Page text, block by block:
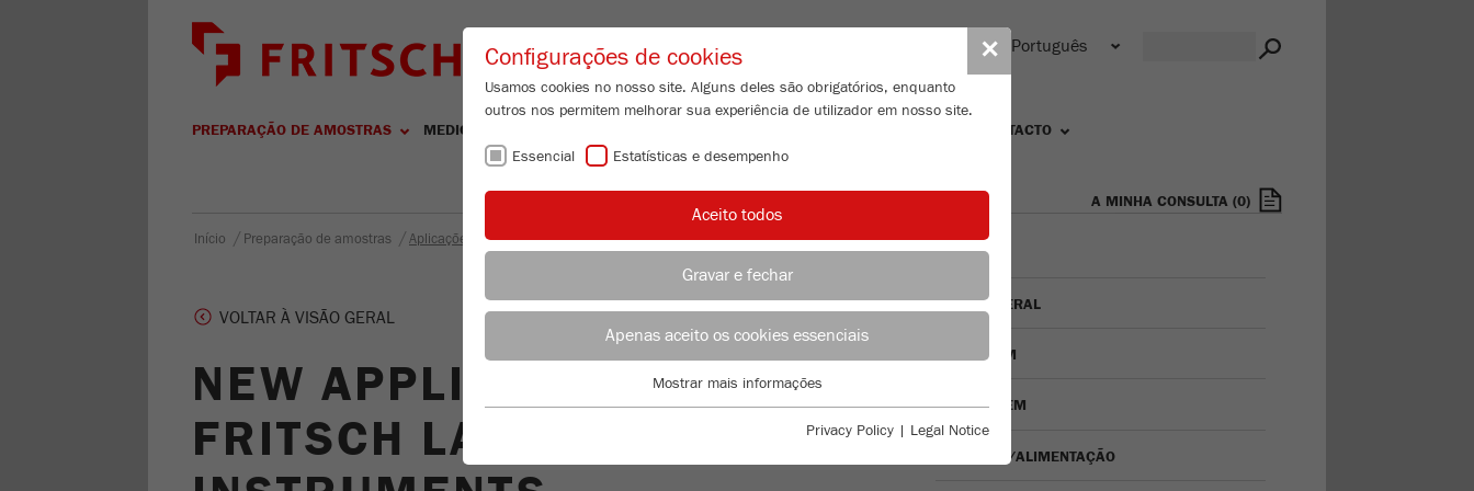
✕
Configurações de cookies
Usamos cookies no nosso site. Alguns deles são obrigatórios, enquanto
outros nos permitem melhorar sua experiência de utilizador em nosso site.
Essencial Estatísticas e desempenho
Aceito todos
Gravar e fechar
Apenas aceito os cookies essenciais
Cookies essenciais são necessários para funções básicas do site. Isso
Mostrar mais informações
Privacy Policy | Legal Notice
Login de parceiros
PREPARAÇÃO DE AMOSTRAS MEDIÇÃO DE PARTÍCULAS CONTACTO
A MINHA CONSULTA (0)
Início / Preparação de amostras / Aplicações / soluções
VOLTAR À VISÃO GERAL
NEW APPLICATIONS FOR
FRITSCH LABORATORY
VISTA GERAL
MOAGEM
CRIVAGEM
DIVISÃO/ALIMENTAÇÃO